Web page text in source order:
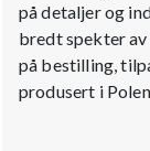
på detaljer og
bredt spekter
på bestilling,
produsert i